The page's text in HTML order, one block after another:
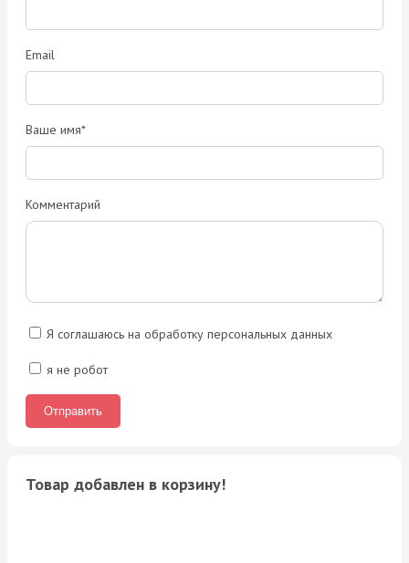
Email
Ваше имя*
Комментарий
Я соглашаюсь на обработку персональных данных
я не робот
Товар добавлен в корзину!